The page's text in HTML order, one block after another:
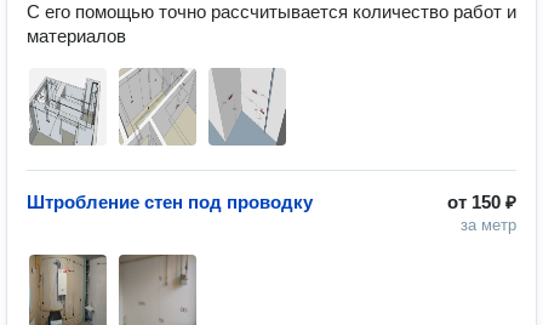
С его помощью точно рассчитывается количество работ и
материалов
от 150 ₽
за метр
Штробление стен под проводку